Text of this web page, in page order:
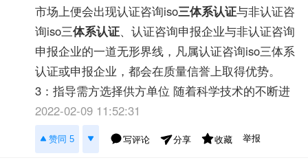
市场上便会出现认证咨询iso三体系认证与非认证咨
询iso三体系认证、认证咨询申报企业与非认证咨询
申报企业的一道无形界线，凡属认证咨询iso三体系
认证或申报企业，都会在质量信誉上取得优势。
3：指导需方选择供方单位 随着科学技术的不断进
2022-02-09 11:52:31
赞同 5 写评论 分享 收藏 举报